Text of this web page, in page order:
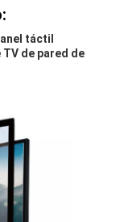
táctil
de pared de